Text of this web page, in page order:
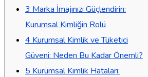
3 Marka İmajınızı Güçlendirin:
Kurumsal Kimliğin Rolü
4 Kurumsal Kimlik ve Tüketici
Güveni: Neden Bu Kadar Önemli?
5 Kurumsal Kimlik Hataları: